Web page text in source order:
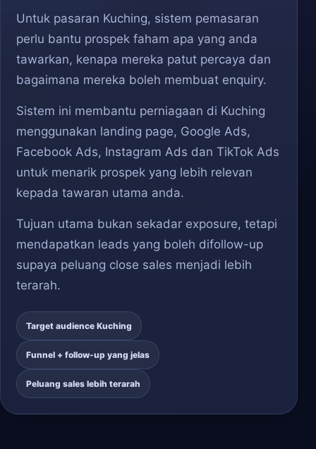
Untuk pasaran Kuching, sistem pemasaran
perlu bantu prospek faham apa yang anda
tawarkan, kenapa mereka patut percaya dan
bagaimana mereka boleh membuat enquiry.
Sistem ini membantu perniagaan di Kuching
menggunakan landing page, Google Ads,
Facebook Ads, Instagram Ads dan TikTok Ads
untuk menarik prospek yang lebih relevan
kepada tawaran utama anda.
Tujuan utama bukan sekadar exposure, tetapi
mendapatkan leads yang boleh difollow-up
supaya peluang close sales menjadi lebih
terarah.
Target audience Kuching
Funnel + follow-up yang jelas
Peluang sales lebih terarah